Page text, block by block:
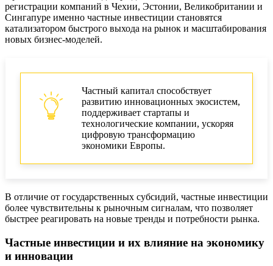
регистрации компаний в Чехии, Эстонии, Великобритании и
Сингапуре именно частные инвестиции становятся
катализатором быстрого выхода на рынок и масштабирования
новых бизнес-моделей.
Частный капитал способствует
развитию инновационных экосистем,
поддерживает стартапы и
технологические компании, ускоряя
цифровую трансформацию
экономики Европы.
В отличие от государственных субсидий, частные инвестиции
более чувствительны к рыночным сигналам, что позволяет
быстрее реагировать на новые тренды и потребности рынка.
Частные инвестиции и их влияние на экономику
и инновации